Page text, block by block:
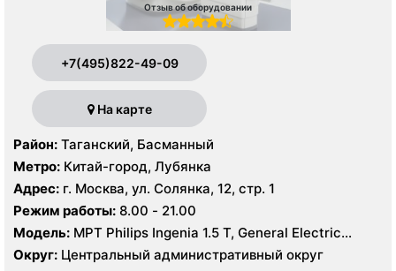
Отзыв об оборудовании
+7(495)822-49-09
На карте
Район: Таганский, Басманный
Метро: Китай-город, Лубянка
Адрес: г. Москва, ул. Солянка, 12, стр. 1
Режим работы: 8.00 - 21.00
Модель: МРТ Philips Ingenia 1.5 Т, General Electric
Healthcare 3.0 Т, КТ Philips Ingeniuty 64 среза, GE
Revolution evo 128 срезов, УЗИ Philips iE33 X-matrix
Округ: Центральный административный округ